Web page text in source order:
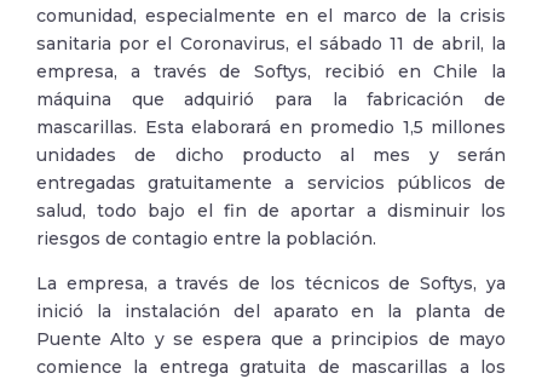
comunidad, especialmente en el marco de la crisis
sanitaria por el Coronavirus, el sábado 11 de abril, la
empresa, a través de Softys, recibió en Chile la
máquina que adquirió para la fabricación de
mascarillas. Esta elaborará en promedio 1,5 millones
unidades de dicho producto al mes y serán
entregadas gratuitamente a servicios públicos de
salud, todo bajo el fin de aportar a disminuir los
riesgos de contagio entre la población.
La empresa, a través de los técnicos de Softys, ya
inició la instalación del aparato en la planta de
Puente Alto y se espera que a principios de mayo
comience la entrega gratuita de mascarillas a los